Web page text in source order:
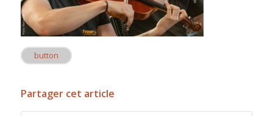
button
Partager cet article